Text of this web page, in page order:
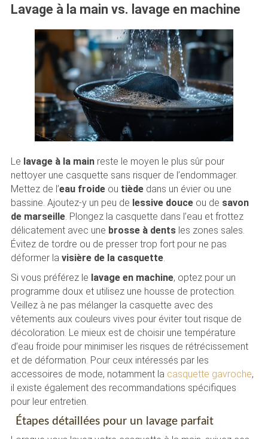
Lavage à la main vs. lavage en machine
Le lavage à la mainreste le moyen le plus sûr pour
nettoyer une casquette sans risquer de l’endommager.
Mettez de l’eau froideou tièdedans un évier ou une
bassine. Ajoutez-y un peu de lessive douceou de savon
de marseille. Plongez la casquette dans l’eau et frottez
délicatement avec une brosse à dentsles zones sales.
Évitez de tordre ou de presser trop fort pour ne pas
déformer la visière de la casquette.
Si vous préférez le lavage en machine, optez pour un
programme doux et utilisez une housse de protection.
Veillez à ne pas mélanger la casquette avec des
vêtements aux couleurs vives pour éviter tout risque de
décoloration. Le mieux est de choisir une température
d’eau froide pour minimiser les risques de rétrécissement
et de déformation. Pour ceux intéressés par les
accessoires de mode, notamment la casquette gavroche,
il existe également des recommandations spécifiques
pour leur entretien.
Étapes détaillées pour un lavage parfait